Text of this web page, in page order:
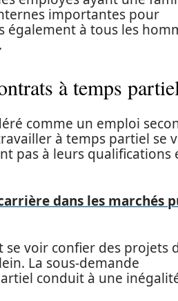
importantes pour
également à tous les
à temps
comme un emploi
à temps partiel se
pas à leurs qualifications
dans les marchés
voir confier des projets
La sous-demande
conduit à une